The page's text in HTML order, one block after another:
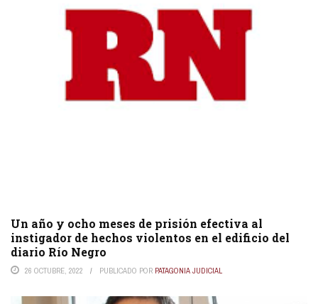
Un año y ocho meses de prisión efectiva al
instigador de hechos violentos en el edificio del
diario Río Negro
26 OCTUBRE, 2022 PUBLICADO POR PATAGONIA JUDICIAL